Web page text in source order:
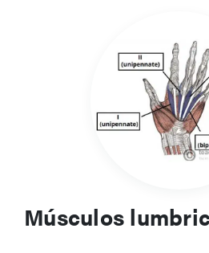
Músculos